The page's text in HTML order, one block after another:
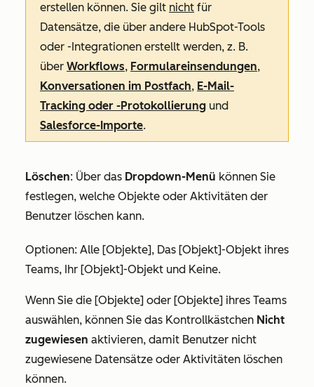
erstellen können. Sie gilt nicht für
Datensätze, die über andere HubSpot-Tools
oder -Integrationen erstellt werden, z. B.
über Workflows, Formulareinsendungen,
Konversationen im Postfach, E-Mail-
Tracking oder -Protokollierung und
Salesforce-Importe.
Löschen: Über das Dropdown-Menü können Sie
festlegen, welche Objekte oder Aktivitäten der
Benutzer löschen kann.
Optionen: Alle [Objekte], Das [Objekt]-Objekt ihres
Teams, Ihr [Objekt]-Objekt und Keine.
Wenn Sie die [Objekte] oder [Objekte] ihres Teams
auswählen, können Sie das Kontrollkästchen Nicht
zugewiesen aktivieren, damit Benutzer nicht
zugewiesene Datensätze oder Aktivitäten löschen
können.